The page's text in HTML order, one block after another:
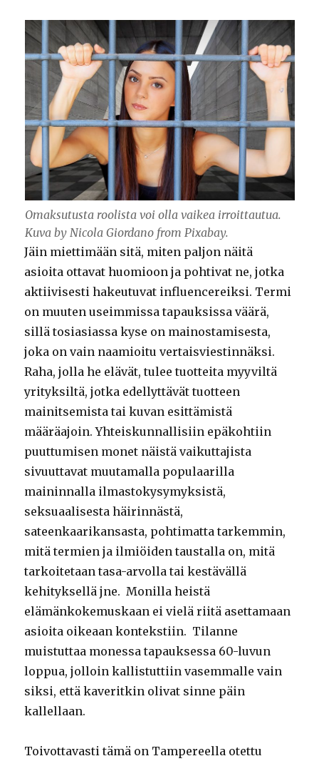
Omaksutusta roolista voi olla vaikea irroittautua.
Kuva by Nicola Giordano from Pixabay.
Jäin miettimään sitä, miten paljon näitä
asioita ottavat huomioon ja pohtivat ne, jotka
aktiivisesti hakeutuvat influencereiksi. Termi
on muuten useimmissa tapauksissa väärä,
sillä tosiasiassa kyse on mainostamisesta,
joka on vain naamioitu vertaisviestinnäksi.
Raha, jolla he elävät, tulee tuotteita myyviltä
yrityksiltä, jotka edellyttävät tuotteen
mainitsemista tai kuvan esittämistä
määräajoin. Yhteiskunnallisiin epäkohtiin
puuttumisen monet näistä vaikuttajista
sivuuttavat muutamalla populaarilla
maininnalla ilmastokysymyksistä,
seksuaalisesta häirinnästä,
sateenkaarikansasta, pohtimatta tarkemmin,
mitä termien ja ilmiöiden taustalla on, mitä
tarkoitetaan tasa-arvolla tai kestävällä
kehityksellä jne. Monilla heistä
elämänkokemuskaan ei vielä riitä asettamaan
asioita oikeaan kontekstiin. Tilanne
muistuttaa monessa tapauksessa 60-luvun
loppua, jolloin kallistuttiin vasemmalle vain
siksi, että kaveritkin olivat sinne päin
kallellaan.
Toivottavasti tämä on Tampereella otettu